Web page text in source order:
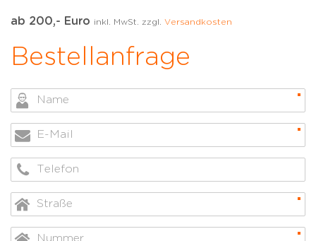
ab 200,- Euro inkl. MwSt. zzgl. Versandkosten
Bestellanfrage